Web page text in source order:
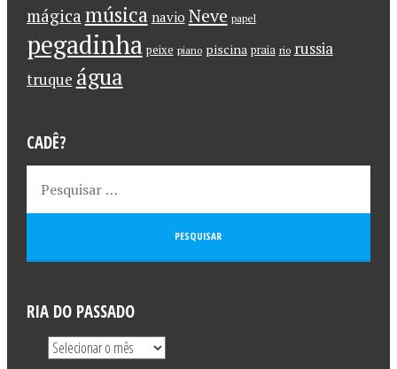
mágica música navio Neve papel
pegadinha peixe piano piscina praia rio russia
truque água
CADÊ?
RIA DO PASSADO